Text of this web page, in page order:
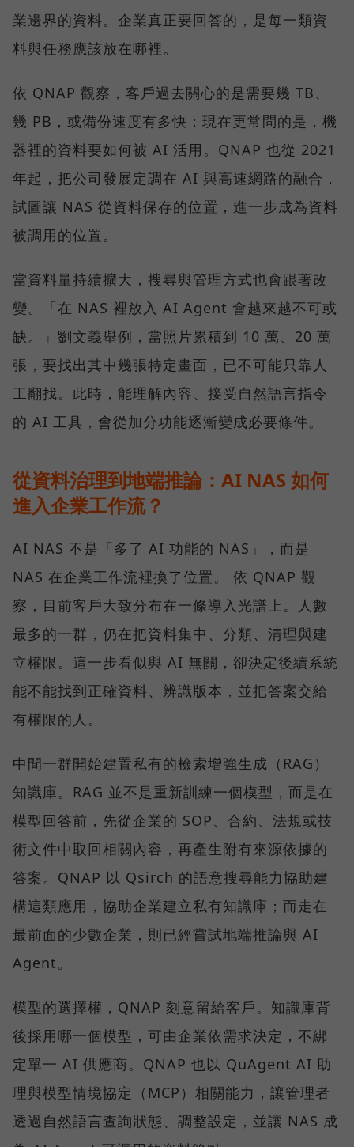
業邊界的資料。企業真正要回答的，是每一類資
料與任務應該放在哪裡。
依 QNAP 觀察，客戶過去關心的是需要幾 TB、
幾 PB，或備份速度有多快；現在更常問的是，機
器裡的資料要如何被 AI 活用。QNAP 也從 2021
年起，把公司發展定調在 AI 與高速網路的融合，
試圖讓 NAS 從資料保存的位置，進一步成為資料
被調用的位置。
當資料量持續擴大，搜尋與管理方式也會跟著改
變。「在 NAS 裡放入 AI Agent 會越來越不可或
缺。」劉文義舉例，當照片累積到 10 萬、20 萬
張，要找出其中幾張特定畫面，已不可能只靠人
工翻找。此時，能理解內容、接受自然語言指令
的 AI 工具，會從加分功能逐漸變成必要條件。
從資料治理到地端推論：AI NAS 如何
進入企業工作流？
AI NAS 不是「多了 AI 功能的 NAS」，而是
NAS 在企業工作流裡換了位置。 依 QNAP 觀
察，目前客戶大致分布在一條導入光譜上。人數
最多的一群，仍在把資料集中、分類、清理與建
立權限。這一步看似與 AI 無關，卻決定後續系統
能不能找到正確資料、辨識版本，並把答案交給
有權限的人。
中間一群開始建置私有的檢索增強生成（RAG）
知識庫。RAG 並不是重新訓練一個模型，而是在
模型回答前，先從企業的 SOP、合約、法規或技
術文件中取回相關內容，再產生附有來源依據的
答案。QNAP 以 Qsirch 的語意搜尋能力協助建
構這類應用，協助企業建立私有知識庫；而走在
最前面的少數企業，則已經嘗試地端推論與 AI
Agent。
模型的選擇權，QNAP 刻意留給客戶。知識庫背
後採用哪一個模型，可由企業依需求決定，不綁
定單一 AI 供應商。QNAP 也以 QuAgent AI 助
理與模型情境協定（MCP）相關能力，讓管理者
透過自然語言查詢狀態、調整設定，並讓 NAS 成